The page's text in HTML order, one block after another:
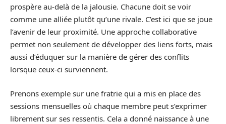
prospère au-delà de la jalousie. Chacune doit se voir
comme une alliée plutôt qu’une rivale. C’est ici que se joue
l’avenir de leur proximité. Une approche collaborative
permet non seulement de développer des liens forts, mais
aussi d’éduquer sur la manière de gérer des conflits
lorsque ceux-ci surviennent.
Prenons exemple sur une fratrie qui a mis en place des
sessions mensuelles où chaque membre peut s’exprimer
librement sur ses ressentis. Cela a donné naissance à une